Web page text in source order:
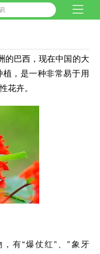
的巴西，现在中国的大
，是一种非常易于用
花卉。
有“爆仗红”、”象牙